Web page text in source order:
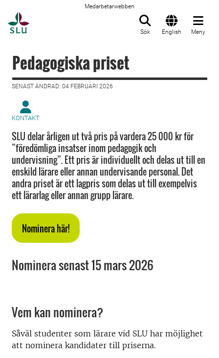
Medarbetarwebben
Sök English Meny
Pedagogiska priset
SENAST ÄNDRAD: 04 FEBRUARI 2026
KONTAKT
SLU delar årligen ut två pris på vardera 25 000 kr för
”föredömliga insatser inom pedagogik och
undervisning”. Ett pris är individuellt och delas ut till en
enskild lärare eller annan undervisande personal. Det
andra priset är ett lagpris som delas ut till exempelvis
ett lärarlag eller annan grupp lärare.
Nominera här!
Nominera senast 15 mars 2026
Vem kan nominera?
Såväl studenter som lärare vid SLU har möjlighet
att nominera kandidater till priserna.